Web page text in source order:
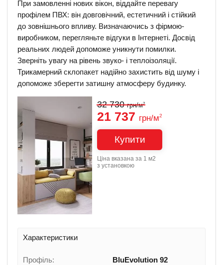
Характеристики
Профіль:
BluEvolution 92
При замовленні нових вікон, віддайте перевагу
профілем ПВХ: він довговічний, естетичний і стійкий
до зовнішнього впливу. Визначаючись з фірмою-
виробником, перегляньте відгуки в Інтернеті. Досвід
реальних людей допоможе уникнути помилки.
Зверніть увагу на рівень звуко- і теплоізоляції.
Трикамерний склопакет надійно захистить від шуму і
допоможе зберегти затишну атмосферу будинку.
32 730грн/м2
21 737 грн/м2
Купити
Ціна вказана за 1 м2
з установкою